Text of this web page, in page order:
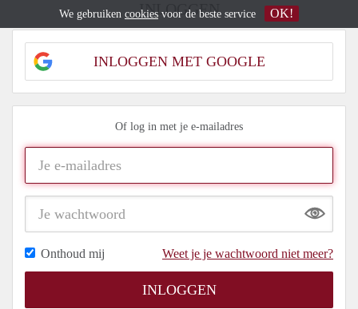
INLOGGEN
INLOGGEN MET GOOGLE
Of log in met je e-mailadres
Show
Onthoud mij
Weet je je wachtwoord niet meer?
We gebruiken cookies voor de beste service OK!